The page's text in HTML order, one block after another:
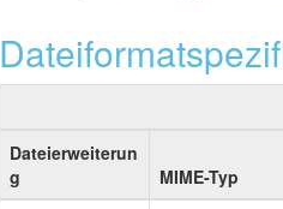
Dateierweiterun
g
MIME-Typ